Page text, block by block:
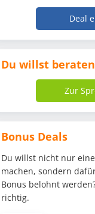
Deal
Du willst
Zur
Bonus Deals
Du willst nicht nur
machen, sondern
Bonus belohnt
richtig.